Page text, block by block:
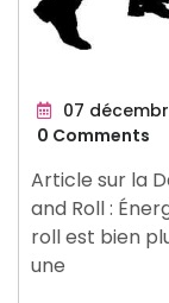
07
0 Comments
Article sur la
and Roll :
roll est bien
une